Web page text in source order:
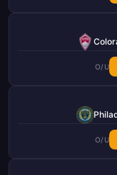
O/U
O/U